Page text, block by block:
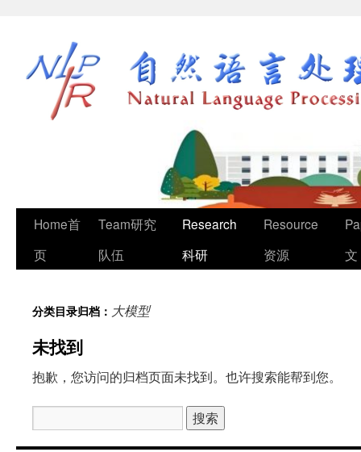
Home首
页
Team研究
队伍
Research
科研
Resource
资源
文
分类目录归档： 大模型
未找到
抱歉，您访问的归档页面未找到。也许搜索能帮到您。